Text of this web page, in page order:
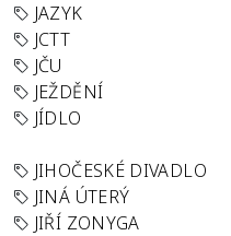
JAZYK
JCTT
JČU
JEŽDĚNÍ
JÍDLO
JIHOČESKÉ DIVADLO
JINÁ ÚTERÝ
JIŘÍ ZONYGA